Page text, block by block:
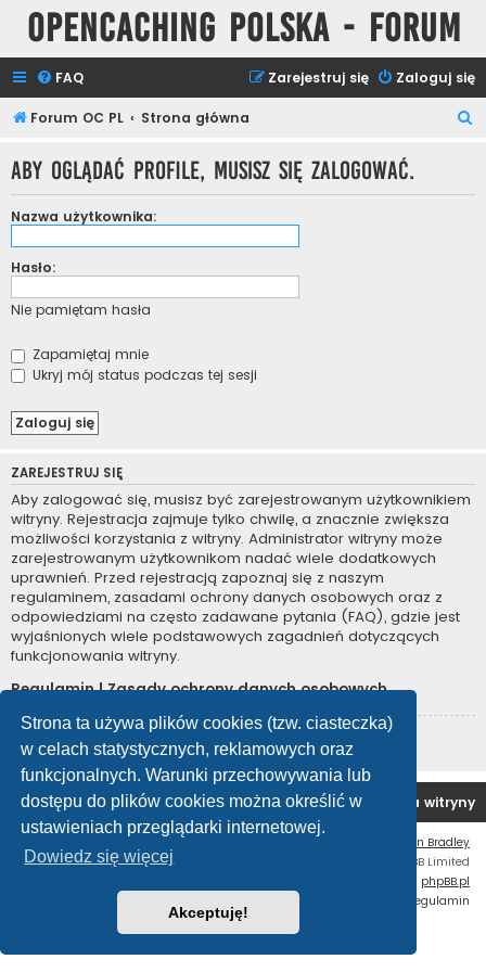
Strona ta używa plików cookies (tzw. ciasteczka)
w celach statystycznych, reklamowych oraz
funkcjonalnych. Warunki przechowywania lub
dostępu do plików cookies można określić w
ustawieniach przeglądarki internetowej.
Dowiedz się więcej
Akceptuję!
Opencaching Polska - Forum
FAQ Zaloguj się
Zarejestruj się
Forum OC PL Strona główna
k
Aby oglądać profile, musisz się zalogować.
Nazwa użytkownika:
Hasło:
Nie pamiętam hasła
Zapamiętaj mnie
Ukryj mój status podczas tej sesji
ZAREJESTRUJ SIĘ
Aby zalogować się, musisz być zarejestrowanym użytkownikiem
witryny. Rejestracja zajmuje tylko chwilę, a znacznie zwiększa
możliwości korzystania z witryny. Administrator witryny może
zarejestrowanym użytkownikom nadać wiele dodatkowych
uprawnień. Przed rejestracją zapoznaj się z naszym
regulaminem, zasadami ochrony danych osobowych oraz z
odpowiedziami na często zadawane pytania (FAQ), gdzie jest
wyjaśnionych wiele podstawowych zagadnień dotyczących
funkcjonowania witryny.
Regulamin|Zasady ochrony danych osobowych
Zarejestruj się
Forum OC PL Strona główna Usuń ciasteczka witryny
Ian Bradley
Technologię dostarcza
® Forum Software © phpBB Limited
phpBB.pl
Regulamin